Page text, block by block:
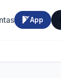
App